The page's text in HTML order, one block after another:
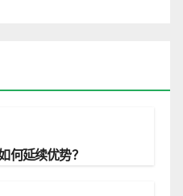
何延续优势？